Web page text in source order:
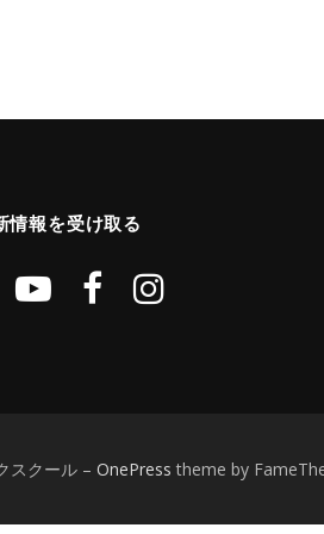
情報を受け取る
スクール – OnePress theme by